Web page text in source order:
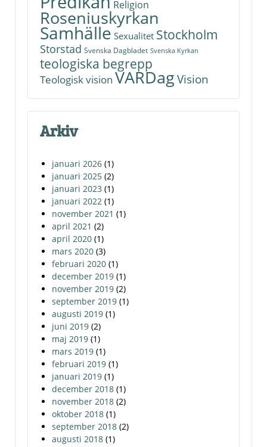
Religion
Roseniuskyrkan
Samhälle Sexualitet Stockholm
Storstad Svenska Dagbladet Svenska Kyrkan
teologiska begrepp
Teologisk vision VARDagVision
Arkiv
januari 2026 (1)
januari 2025 (2)
januari 2023 (1)
januari 2022 (1)
november 2021 (1)
april 2021 (2)
april 2020 (1)
mars 2020 (3)
februari 2020 (1)
december 2019 (1)
november 2019 (2)
september 2019 (1)
augusti 2019 (1)
juni 2019 (2)
maj 2019 (1)
mars 2019 (1)
februari 2019 (1)
januari 2019 (1)
december 2018 (1)
november 2018 (2)
oktober 2018 (1)
september 2018 (2)
augusti 2018 (1)